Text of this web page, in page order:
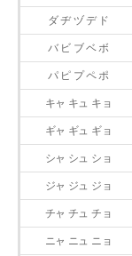
ダ ヂ ヅ デ ド
バ ビ ブ ベ ボ
パ ピ プ ペ ポ
キャ キュ キョ
ギャ ギュ ギョ
シャ シュ ショ
ジャ ジュ ジョ
チャ チュ チョ
ニャ ニュ ニョ